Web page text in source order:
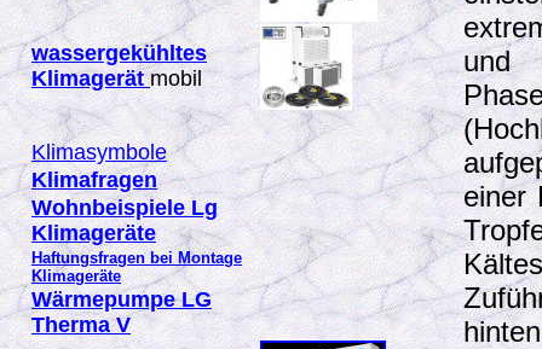
wassergekühltes
Klimagerätmobil
Klimasymbole
Klimafragen
Wohnbeispiele Lg
Klimageräte
Haftungsfragen bei Montage
Klimageräte
Wärmepumpe LG
Therma V
und
einer